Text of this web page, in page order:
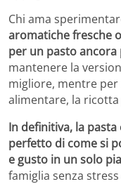
Chi ama
aromatiche fresche
per un pasto
mantenere la
migliore, mentre
alimentare, la ricotta
In definitiva, la
perfetto di come si
e gusto in un solo
famiglia senza